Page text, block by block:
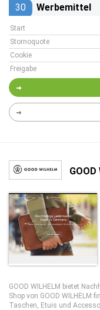
30 Werbemittel
Start
Stornoquote
Cookie
Freigabe
GOOD
GOOD WILHELM bietet
Shop von GOOD WILHELM
Taschen, Etuis und